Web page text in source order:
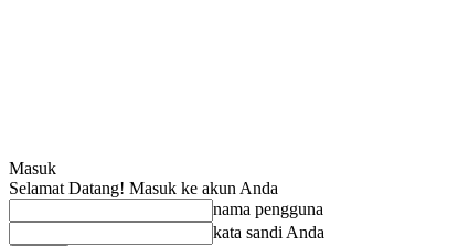
Masuk
Selamat Datang! Masuk ke akun Anda
nama pengguna
kata sandi Anda